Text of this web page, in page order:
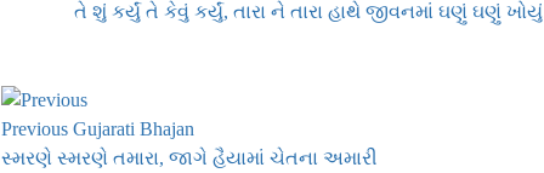
તે શું કર્યું તે કેવું કર્યું, તારા ને તારા હાથે જીવનમાં ઘણું ઘણું ખોયું
Previous Gujarati Bhajan
સ્મરણે સ્મરણે તમારા, જાગે હૈયામાં ચેતના અમારી